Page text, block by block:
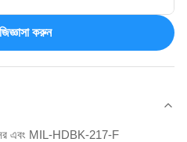
করুন
এবং MIL-HDBK-217-F